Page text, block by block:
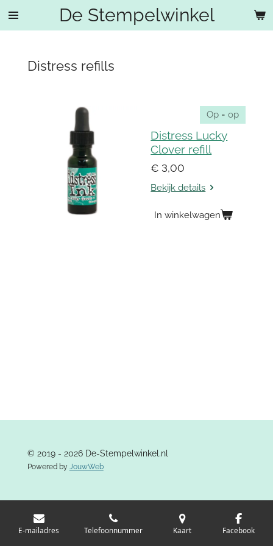
Ga
hoofdinhoud
De Stempelwinkel
Distress refills
Op = op
Distress Lucky
Clover refill
€ 3,00
Bekijk details
In winkelwagen
© 2019 - 2026 De-Stempelwinkel.nl
Powered by JouwWeb
E-mailadres Telefoonnummer Kaart Facebook